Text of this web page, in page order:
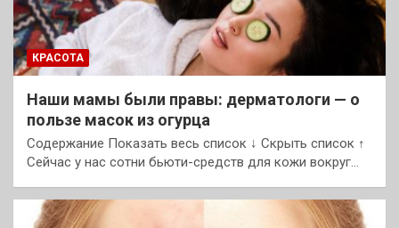
КРАСОТА
Наши мамы были правы: дерматологи — о
пользе масок из огурца
Содержание Показать весь список ↓ Скрыть список ↑
Сейчас у нас сотни бьюти-средств для кожи вокруг…